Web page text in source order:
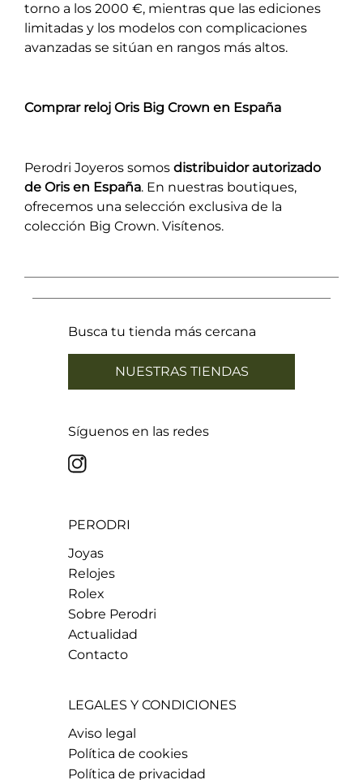
torno a los 2000 €, mientras que las ediciones
limitadas y los modelos con complicaciones
avanzadas se sitúan en rangos más altos.
Comprar reloj Oris Big Crown en España
Perodri Joyeros somos distribuidor autorizado
de Oris en España. En nuestras boutiques,
ofrecemos una selección exclusiva de la
colección Big Crown. Visítenos.
Busca tu tienda más cercana
NUESTRAS TIENDAS
Síguenos en las redes
PERODRI
Joyas
Relojes
Rolex
Sobre Perodri
Actualidad
Contacto
LEGALES Y CONDICIONES
Aviso legal
Política de cookies
Política de privacidad